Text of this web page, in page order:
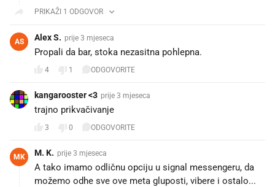
PRIKAŽI 1 ODGOVOR
AS Alex S. prije 3 mjeseca
Propali da bar, stoka nezasitna pohlepna.
4 1 ODGOVORITE
kangarooster <3 prije 3 mjeseca
trajno prikvačivanje
3 0 ODGOVORITE
MK M. K. prije 3 mjeseca
A tako imamo odličnu opciju u signal messengeru, da
možemo odhe sve ove meta gluposti, vibere i ostalo...